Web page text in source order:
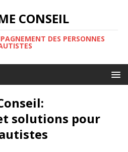
CONSEIL
DES PERSONNES
solutions pour